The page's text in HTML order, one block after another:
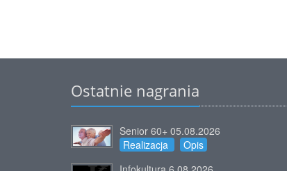
Ostatnie nagrania
Senior 60+ 05.08.2026
Realizacja
Opis